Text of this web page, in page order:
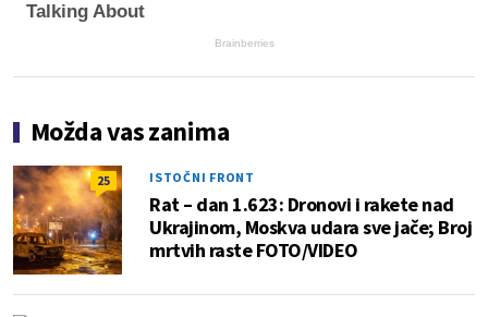
Talking About
Brainberries
Možda vas zanima
25 ISTOČNI FRONT
Rat – dan 1.623: Dronovi i rakete nad
Ukrajinom, Moskva udara sve jače; Broj
mrtvih raste FOTO/VIDEO